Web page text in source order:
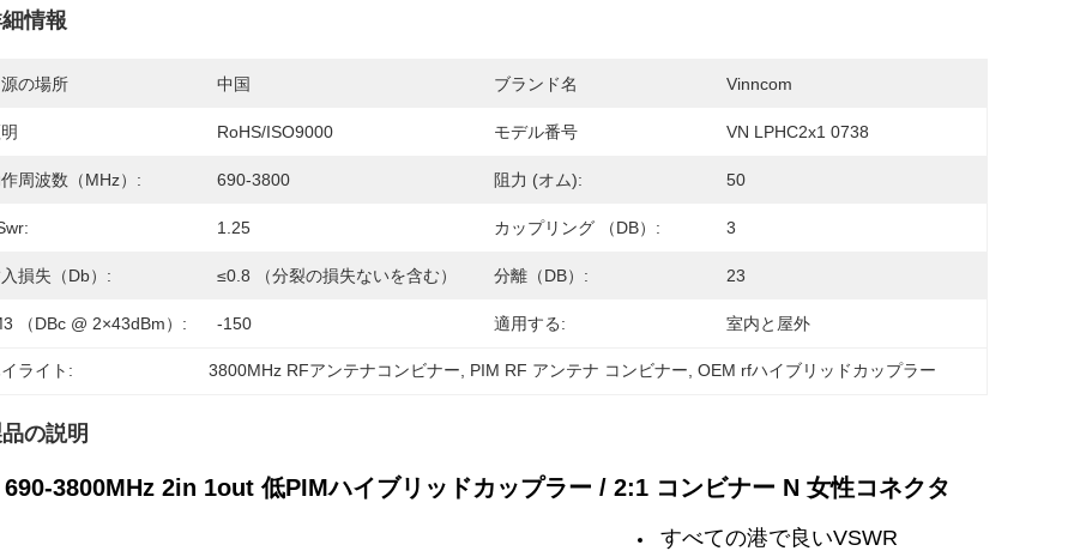
情報
の場所 中国 ブランド名 Vinncom
RoHS/ISO9000 モデル番号 VN LPHC2x1 0738
周波数（MHz）: 690-3800 阻力 (オム): 50
1.25 カップリング （dB）: 3
損失（db）: ≤0.8 （分裂の損失ないを含む） 分離（dB）: 23
（dBc @ 2×43dBm）: -150 適用する: 室内と屋外
ライト: 3800MHz RFアンテナコンビナー PIM RF アンテナ コンビナー , OEM rfハイブリッドカップラー
の説明
690-3800MHz 2in 1out 低PIMハイブリッドカップラー / 2:1 コンビナー N 女性コネクタ
すべての港で良いVSWR